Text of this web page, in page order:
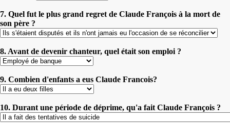
7. Quel fut le plus grand regret de Claude François à la mort de
son père ?
8. Avant de devenir chanteur, quel était son emploi ?
9. Combien d'enfants a eus Claude Francois?
10. Durant une période de déprime, qu'a fait Claude François ?